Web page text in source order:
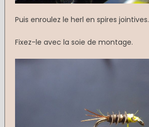
Puis enroulez le herl en spires jointives.
Fixez-le avec la soie de montage.